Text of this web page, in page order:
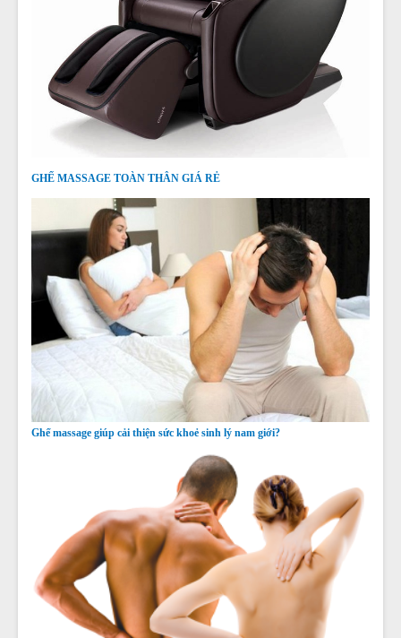
GHẾ MASSAGE TOÀN THÂN GIÁ RẺ
Ghế massage giúp cải thiện sức khoẻ sinh lý nam giới?